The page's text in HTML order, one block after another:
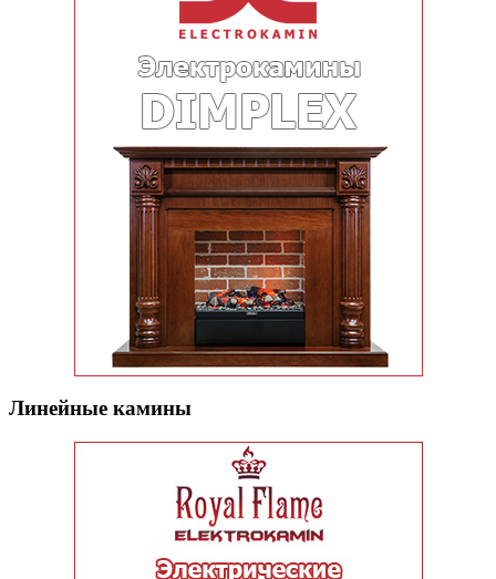
Линейные камины